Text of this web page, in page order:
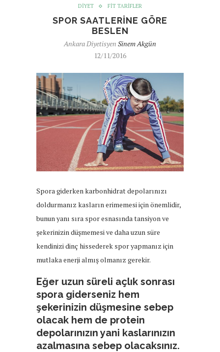
DIYET FIT TARIFLER
SPOR SAATLERINE GÖRE
BESLEN
Ankara Diyetisyen Sinem Akgün
12/11/2016
Spora giderken karbonhidrat depolarınızı
doldurmanız kasların erimemesi için önemlidir,
bunun yanı sıra spor esnasında tansiyon ve
şekerinizin düşmemesi ve daha uzun süre
kendinizi dinç hissederek spor yapmanız için
mutlaka enerji almış olmanız gerekir.
Eğer uzun süreli açlık sonrası
spora giderseniz hem
şekerinizin düşmesine sebep
olacak hem de protein
depolarınızın yani kaslarınızın
azalmasına sebep olacaksınız.